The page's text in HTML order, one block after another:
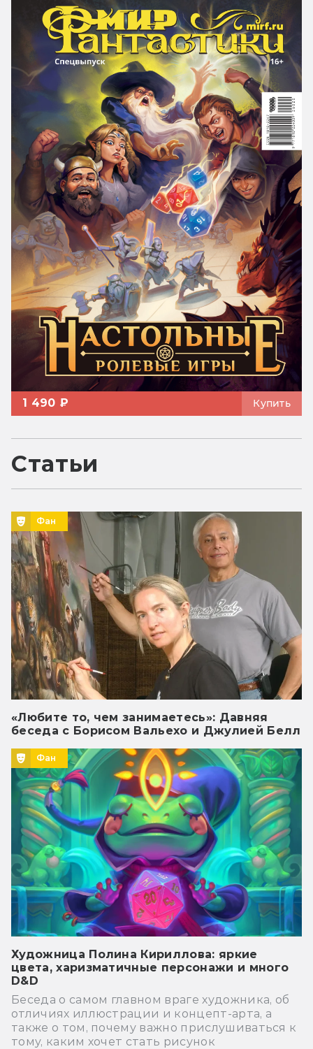
1 490 ₽ Купить
Статьи
Фан
«Любите то, чем занимаетесь»: Давняя
беседа с Борисом Вальехо и Джулией Белл
Фан
Художница Полина Кириллова: яркие
цвета, харизматичные персонажи и много
D&D
Беседа о самом главном враге художника, об
отличиях иллюстрации и концепт-арта, а
также о том, почему важно прислушиваться к
тому, каким хочет стать рисунок